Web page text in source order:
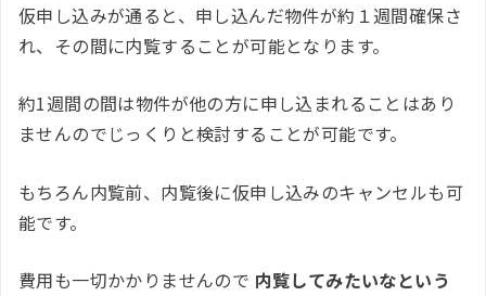
仮申し込みが通ると、申し込んだ物件が約１週間確保さ
れ、その間に内覧することが可能となります。
約1週間の間は物件が他の方に申し込まれることはあり
ませんのでじっくりと検討することが可能です。
もちろん内覧前、内覧後に仮申し込みのキャンセルも可
能です。
費用も一切かかりませんので 内覧してみたいなという